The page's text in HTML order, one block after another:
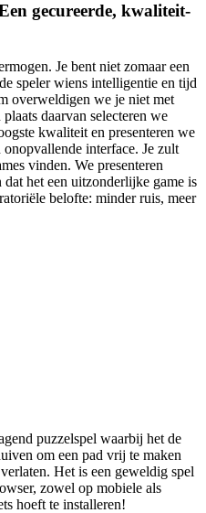
gecureerde, kwaliteit-
Je bent niet zomaar een
speler wiens intelligentie en tijd
overweldigen we je niet met
daarvan selecteren we
kwaliteit en presenteren we
interface. Je zult
vinden. We presenteren
het een uitzonderlijke game is
belofte: minder ruis, meer
puzzelspel waarbij het de
om een pad vrij te maken
Het is een geweldig spel
zowel op mobiele als
hoeft te installeren!